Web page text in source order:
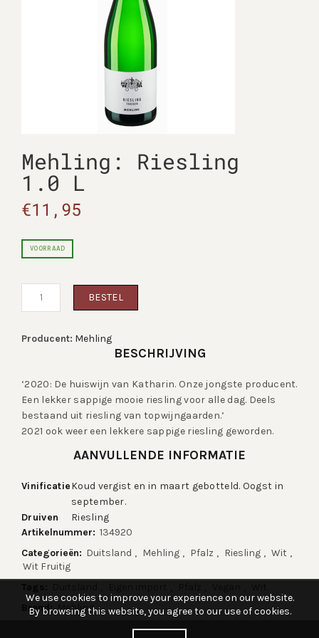
Mehling: Riesling
1.0 L
€11,95
VOORRAAD
Mehling:
Riesling
1.0 L
BESTEL
Producent: Mehling
BESCHRIJVING
‘2020: De huiswijn van Katharin. Onze jongste producent.
Een lekker sappige mooie riesling voor alle dag. Deels
bestaand uit riesling van topwijngaarden.’
2021 ook weer een lekkere sappige riesling geworden.
AANVULLENDE INFORMATIE
VinificatieKoud vergist en in maart gebotteld. Oogst in
september.
Druiven
Riesling
Artikelnummer: 134920
Categorieën: Duitsland , Mehling , Pfalz , Riesling , Wit ,
Wit Fruitig
Brand:Mehling
We use cookies to improve your experience on our website.
By browsing this website, you agree to our use of cookies.